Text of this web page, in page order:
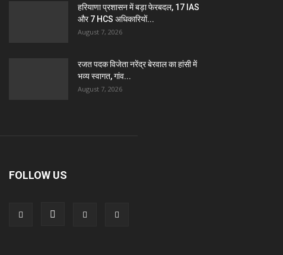
हरियाणा प्रशासन में बड़ा फेरबदल, 17 IAS
और 7 HCS अधिकारियों...
August 7, 2026
रजत पदक विजेता नरेंद्र बेरवाल का हांसी में
भव्य स्वागत, गांव...
August 7, 2026
FOLLOW US